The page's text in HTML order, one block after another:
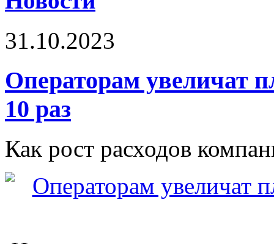
31.10.2023
Операторам увеличат
10 раз
Как рост расходов